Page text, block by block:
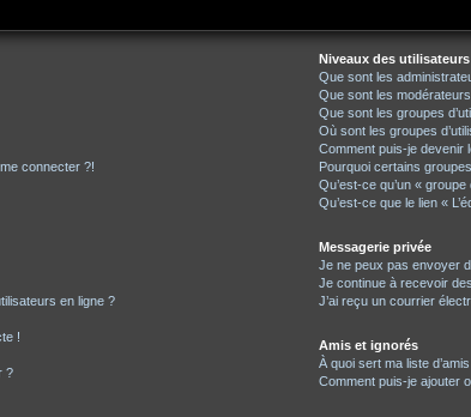
connecter ?!
en ligne ?
!
?
Niveaux des
Que sont les
Que sont les
Que sont les groupes
Où sont les groupes
Comment puis-je devenir
Pourquoi certains
Qu’est-ce qu’un «
Qu’est-ce que le lien «
Messagerie privée
Je ne peux pas envoyer
Je continue à recevoir
J’ai reçu un courrier
Amis et ignorés
À quoi sert ma liste
Comment puis-je ajouter